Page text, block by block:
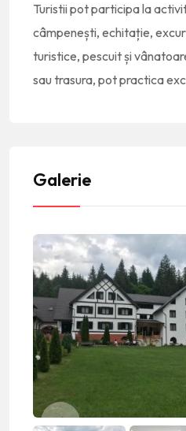
Turistii pot participa la
câmpenești, echitație,
turistice, pescuit și
sau trasura, pot practica
Galerie